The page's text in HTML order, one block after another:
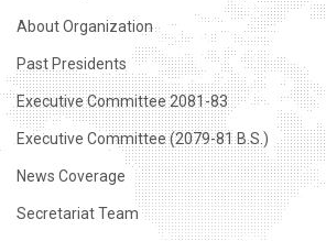
About Organization
Past Presidents
Executive Committee 2081-83
Executive Committee (2079-81 B.S.)
News Coverage
Secretariat Team